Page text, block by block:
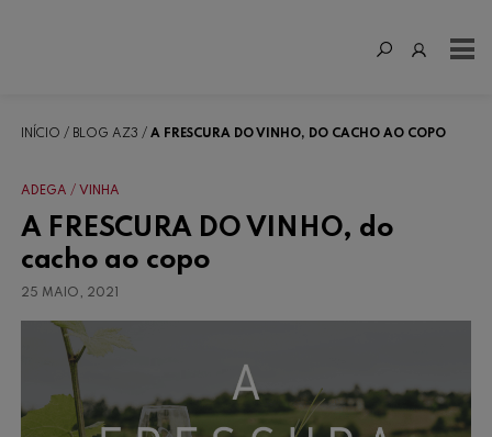
INÍCIO BLOG AZ3 A FRESCURA DO VINHO, DO CACHO AO COPO
ADEGA VINHA
A FRESCURA DO VINHO, do
cacho ao copo
25 MAIO, 2021